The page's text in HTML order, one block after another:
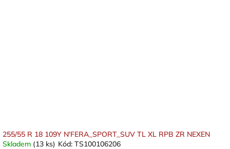
255/55 R 18 109Y N'FERA_SPORT_SUV TL XL RPB ZR NEXEN
Skladem (13 ks) Kód: TS100106206